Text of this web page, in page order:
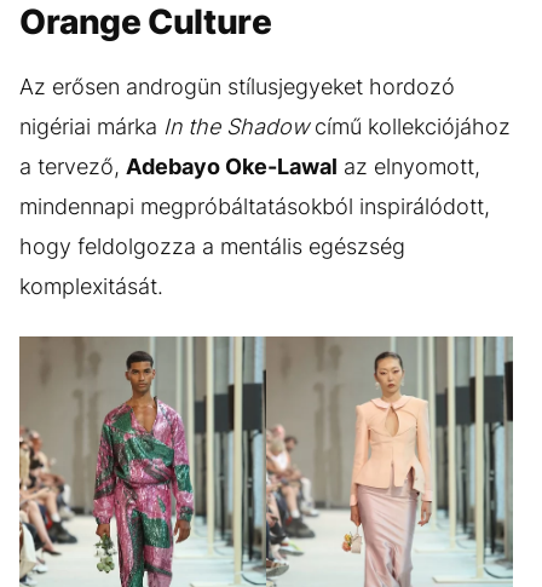
Orange Culture
Az erősen androgün stílusjegyeket hordozó
nigériai márka In the Shadowcímű kollekciójához
a tervező, Adebayo Oke-Lawal az elnyomott,
mindennapi megpróbáltatásokból inspirálódott,
hogy feldolgozza a mentális egészség
komplexitását.